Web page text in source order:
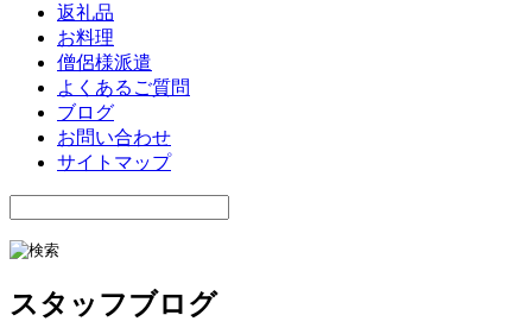
返礼品
お料理
僧侶様派遣
よくあるご質問
ブログ
お問い合わせ
サイトマップ
スタッフブログ